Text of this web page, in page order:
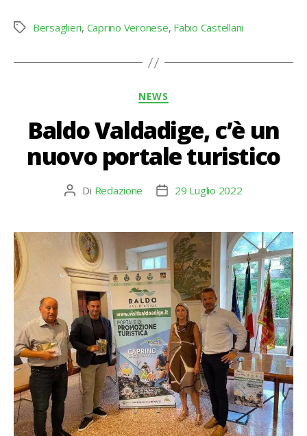
Tag Bersaglieri, Caprino Veronese, Fabio Castellani
Categorie
NEWS
Baldo Valdadige, c’è un
nuovo portale turistico
Autore
Di Redazione
Data29 Luglio 2022